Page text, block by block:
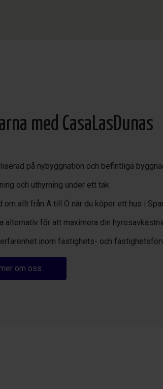
med CasaLasDunas
på nybyggnation och befintliga
och uthyrning under ett tak
om allt från A till Ö när du köper ett hus i
alternativ för att maximera din
inom fastighets- och
om oss